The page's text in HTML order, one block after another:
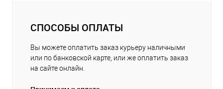
СПОСОБЫ ОПЛАТЫ
Вы можете оплатить заказ курьеру наличными
или по банковской карте, или же оплатить заказ
на сайте онлайн.